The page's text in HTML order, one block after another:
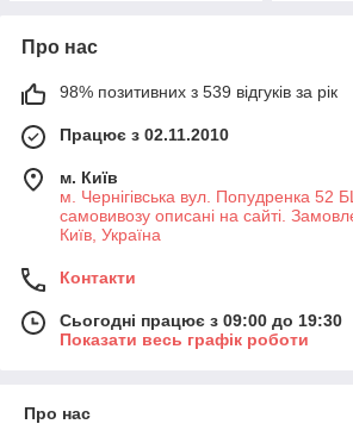
Про нас
98% позитивних з 539 відгуків за рік
Працює з 02.11.2010
м. Київ
м. Чернігівська вул. Попудренка
самовивозу описані на сайті.
Київ, Україна
Контакти
Сьогодні працює з 09:00 до 19:30
Показати весь графік роботи
Про нас